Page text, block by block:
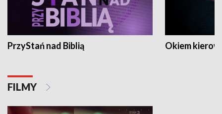
PrzyStań nad Biblią Okiem
FILMY